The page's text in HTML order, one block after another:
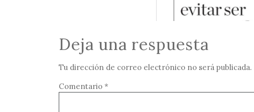
Deja una respuesta
Tu dirección de correo electrónico no será publicada.
Comentario *